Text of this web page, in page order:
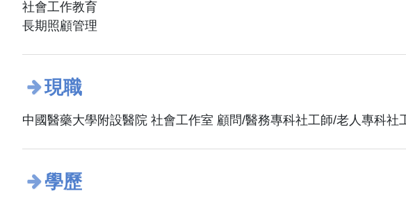
社會工作教育
長期照顧管理
現職
中國醫藥大學附設醫院 社會工作室 顧問/醫務專科社工師/老人專科社
學歷